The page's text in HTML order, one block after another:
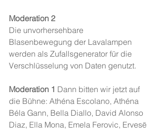
Moderation 2
Die unvorhersehbare
Blasenbewegung der Lavalampen
werden als Zufallsgenerator für die
Verschlüsselung von Daten genutzt.
Moderation 1 Dann bitten wir jetzt auf
die Bühne: Athéna Escolano, Athéna
Béla Gann, Bella Diallo, David Alonso
Diaz, Ella Mona, Emela Ferovic, Ervesë